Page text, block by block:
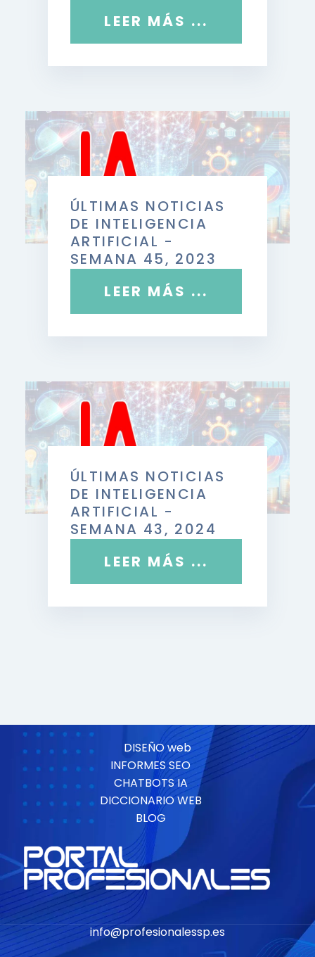
LEER MÁS ...
ÚLTIMAS NOTICIAS
DE INTELIGENCIA
ARTIFICIAL -
SEMANA 45, 2023
LEER MÁS ...
ÚLTIMAS NOTICIAS
DE INTELIGENCIA
ARTIFICIAL -
SEMANA 43, 2024
LEER MÁS ...
DISEÑO web
INFORMES SEO
CHATBOTS IA
DICCIONARIO WEB
BLOG
info@profesionalessp.es